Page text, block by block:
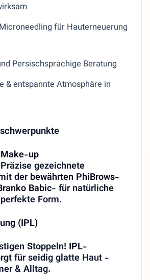
für Hauterneuerung
Persischsprachige Beratung
& entspannte Atmosphäre in
up
Präzise gezeichnete
derbewährten PhiBrows-
Babic- für natürliche
Form.
(IPL)
Stoppeln! IPL-
für seidig glatte Haut -
& Alltag.